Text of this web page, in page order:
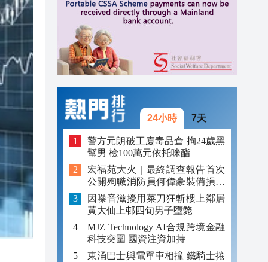
16:26
16:10
24小時 7天
警方元朗破工廈毒品倉 拘24歲黑
幫男 檢100萬元依托咪酯
宏福苑大火｜最終調查報告首次
公開殉職消防員何偉豪裝備損毀
照片
因噪音滋擾用菜刀狂斬樓上鄰居
黃大仙上邨四旬男子墮斃
MJZ Technology AI合規跨境金融
科技突圍 國資注資加持
東涌巴士與電單車相撞 鐵騎士捲